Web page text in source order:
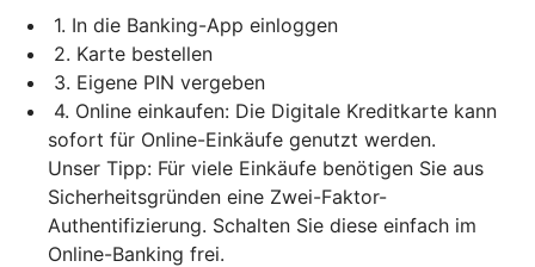
1. In die Banking-App einloggen
2. Karte bestellen
3. Eigene PIN vergeben
4. Online einkaufen: Die Digitale Kreditkarte kann
sofort für Online-Einkäufe genutzt werden.
Unser Tipp: Für viele Einkäufe benötigen Sie aus
Sicherheitsgründen eine Zwei-Faktor-
Authentifizierung. Schalten Sie diese einfach im
Online-Banking frei.